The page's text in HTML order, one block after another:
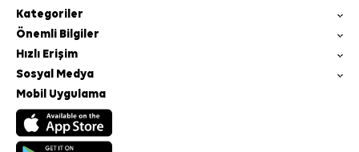
Kategoriler
Önemli Bilgiler
Hızlı Erişim
Sosyal Medya
Mobil Uygulama